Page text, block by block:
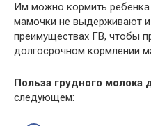
Им можно кормить
мамочки не выдерживают и
преимуществах ГВ, чтобы
долгосрочном кормлении
Польза грудного молока
следующем: